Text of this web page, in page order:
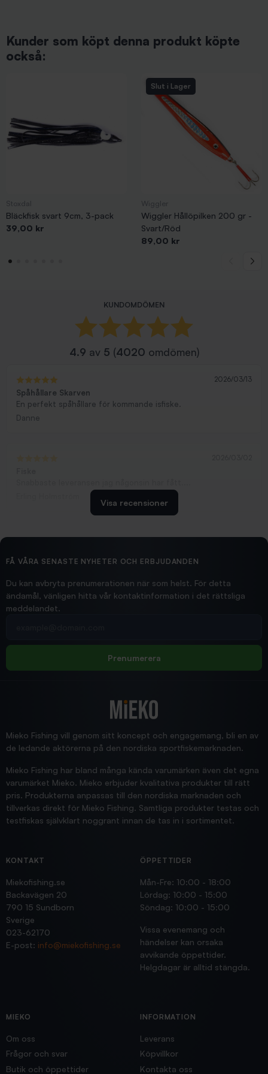
Kunder som köpt denna produkt köpte
också:
Bläckfisk svart 9cm, 3-pack
Pris
39,00 kr
Slut i Lager
Wiggler Hållöpilken 200 gr -
Svart/Röd
Pris
89,00 kr
KUNDOMDÖMEN
4.9 av 5 (4020 omdömen)
2026/03/13
Spåhållare Skarven
En perfekt spåhållare för kommande isfiske.
Danne
2026/02/19
Hittade exakt vad jag behövde. Snabb och bra...
Jensa
Visa recensioner
FÅ VÅRA SENASTE NYHETER OCH ERBJUDANDEN
Du kan avbryta prenumerationen när som helst. För detta
ändamål, vänligen hitta vår kontaktinformation i det rättsliga
meddelandet.
Prenumerera
Mieko Fishing vill genom sitt koncept och engagemang, bli en av
de ledande aktörerna på den nordiska sportfiskemarknaden.
Mieko Fishing har bland många kända varumärken även det egna
varumärket Mieko. Mieko erbjuder kvalitativa produkter till rätt
pris. Produkterna anpassas till den nordiska marknaden och
tillverkas direkt för Mieko Fishing. Samtliga produkter testas och
testfiskas självklart noggrant innan de tas in i sortimentet.
KONTAKT
Miekofishing.se
Backavägen 20
790 15 Sundborn
Sverige
023-62170
E-post: info@miekofishing.se
ÖPPETTIDER
Mån-Fre: 10:00 - 18:00
Lördag: 10:00 - 15:00
Söndag: 10:00 - 15:00
Vissa evenemang och
händelser kan orsaka
avvikande öppettider.
Helgdagar är alltid stängda.
MIEKO
Om oss
Frågor och svar
Butik och öppettider
INFORMATION
Leverans
Köpvillkor
Kontakta oss